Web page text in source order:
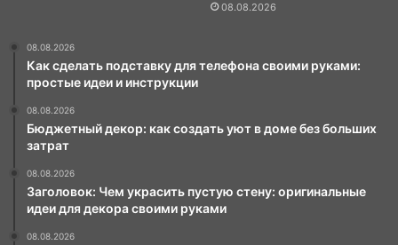
08.08.2026
08.08.2026
Как сделать подставку для телефона своими руками:
простые идеи и инструкции
08.08.2026
Бюджетный декор: как создать уют в доме без больших
затрат
08.08.2026
Заголовок: Чем украсить пустую стену: оригинальные
идеи для декора своими руками
08.08.2026